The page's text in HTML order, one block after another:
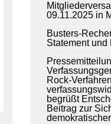
09.11.2025 in
Busters-
Statement und
Rock-
begrüßt
Beitrag zur